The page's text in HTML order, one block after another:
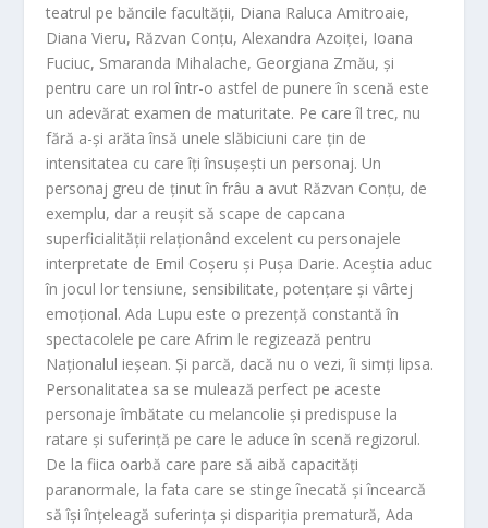
teatrul pe băncile facultății, Diana Raluca Amitroaie,
Diana Vieru, Răzvan Conțu, Alexandra Azoiței, Ioana
Fuciuc, Smaranda Mihalache, Georgiana Zmău, și
pentru care un rol într-o astfel de punere în scenă este
un adevărat examen de maturitate. Pe care îl trec, nu
fără a-și arăta însă unele slăbiciuni care țin de
intensitatea cu care îți însușești un personaj. Un
personaj greu de ținut în frâu a avut Răzvan Conțu, de
exemplu, dar a reușit să scape de capcana
superficialității relaționând excelent cu personajele
interpretate de Emil Coșeru și Pușa Darie. Aceștia aduc
în jocul lor tensiune, sensibilitate, potențare și vârtej
emoțional. Ada Lupu este o prezență constantă în
spectacolele pe care Afrim le regizează pentru
Naționalul ieșean. Și parcă, dacă nu o vezi, îi simți lipsa.
Personalitatea sa se mulează perfect pe aceste
personaje îmbătate cu melancolie și predispuse la
ratare și suferință pe care le aduce în scenă regizorul.
De la fiica oarbă care pare să aibă capacități
paranormale, la fata care se stinge înecată și încearcă
să își înțeleagă suferința și dispariția prematură, Ada